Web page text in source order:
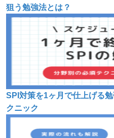
狙う勉強法とは？
SPI対策を1ヶ月で仕上げる
クニック